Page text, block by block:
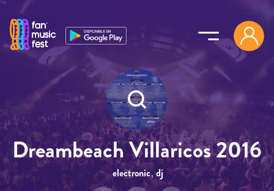
Pasar al contenido principal
Dreambeach Villaricos 2016
electronic, dj